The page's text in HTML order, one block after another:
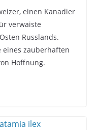
einen Kanadier
verwaiste
Russlands.
eines zauberhaften
Hoffnung.